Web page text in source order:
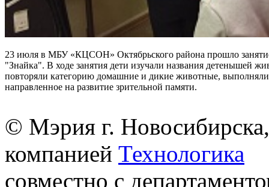
23 июля в МБУ «КЦСОН» Октябрьского района прошло
"Знайка". В ходе занятия дети изучали названия детенышей
повторяли категорию домашние и дикие животные,
направленное на развитие зрительной памяти.
© Мэрия г.
компанией Технологика
совместно с